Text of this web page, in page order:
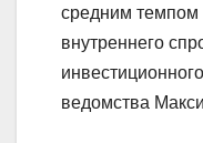
средним темпом
внутреннего
ведомства